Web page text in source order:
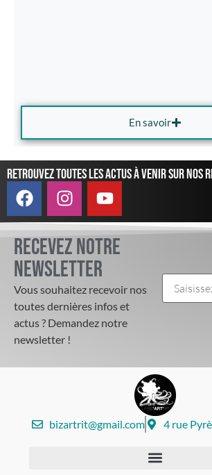
En savoir
Retrouvez toutes les actus à venir sur nos
Recevez notre
newsletter
Vous souhaitez recevoir nos
toutes dernières infos et
actus ? Demandez notre
newsletter !
bizartrit@gmail.com 4 rue